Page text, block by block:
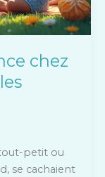
chez
petit ou
se cachaient